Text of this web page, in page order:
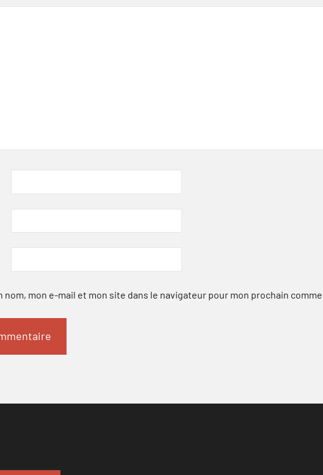
mon e-mail et mon site dans le navigateur pour mon prochain